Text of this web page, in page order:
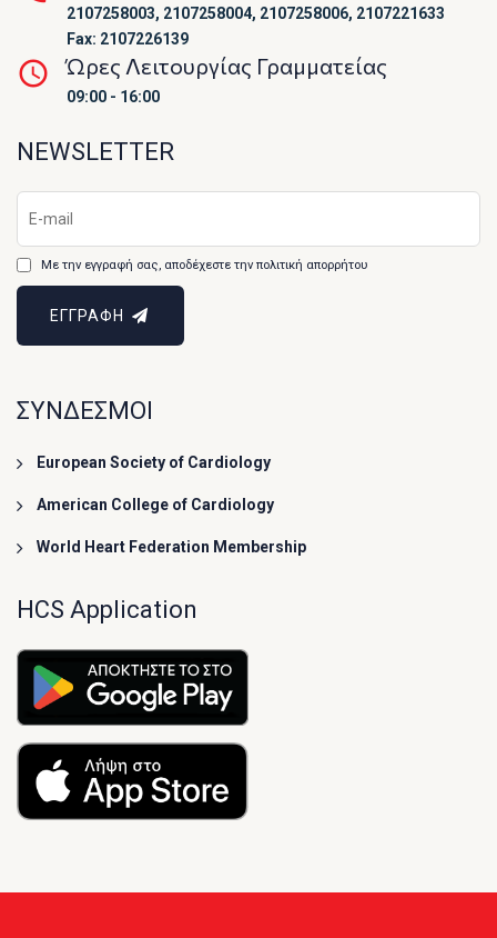
2107258003, 2107258004, 2107258006, 2107221633
Fax: 2107226139
Ώρες Λειτουργίας Γραμματείας
09:00 - 16:00
NEWSLETTER
Με την εγγραφή σας, αποδέχεστε την πολιτική απορρήτου
ΕΓΓΡΑΦΗ
ΣΥΝΔΕΣΜΟΙ
European Society of Cardiology
American College of Cardiology
World Heart Federation Membership
HCS Application